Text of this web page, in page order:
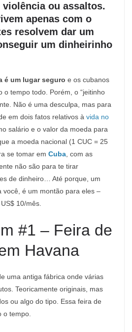
violência ou assaltos.
apenas com o
resolvem dar um
um dinheirinho
é um lugar seguro e os cubanos
o tempo todo. Porém, o “jeitinho
Não é uma desculpa, mas para
em dois fatos relativos à vida no
salário e o valor da moeda para
a moeda nacional (1 CUC = 25
se tomar em Cuba , com as
não são para te tirar
de dinheiro… Até porque, um
você, é um montão para eles –
10/mês.
#1 – Feira de
Havana
uma antiga fábrica onde várias
Teoricamente originais, mas
ou algo do tipo. Essa feira de
o tempo.